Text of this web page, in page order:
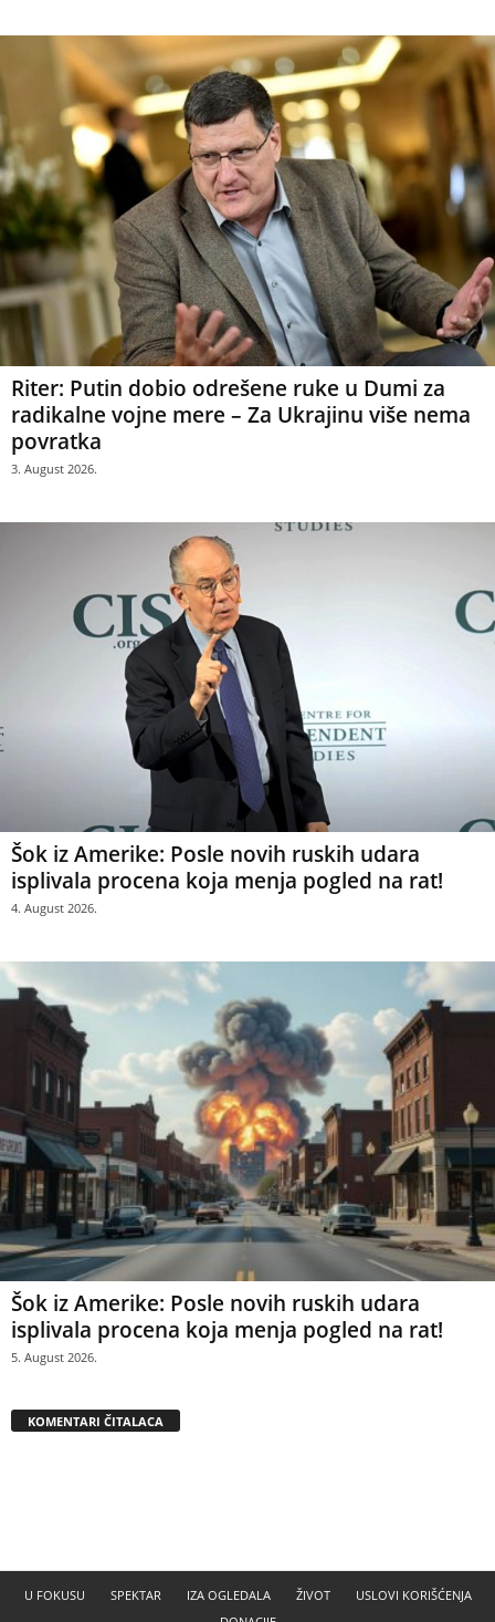
Riter: Putin dobio odrešene ruke u Dumi za
radikalne vojne mere – Za Ukrajinu više nema
povratka
3. August 2026.
Šok iz Amerike: Posle novih ruskih udara
isplivala procena koja menja pogled na rat!
4. August 2026.
Šok iz Amerike: Posle novih ruskih udara
isplivala procena koja menja pogled na rat!
5. August 2026.
KOMENTARI ČITALACA
U FOKUSU SPEKTAR IZA OGLEDALA ŽIVOT
USLOVI KORIŠĆENJA